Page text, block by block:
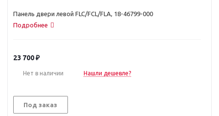
Панель двери левой FLC/FCL/FLA, 18-46799-000
Подробнее
23 700₽
Нет в наличии Нашли дешевле?
Под заказ